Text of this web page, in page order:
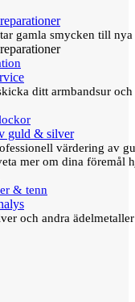
gamla smycken till
ditt armbandsur
guld & silver
värdering av
mer om dina föremål
& tenn
och andra